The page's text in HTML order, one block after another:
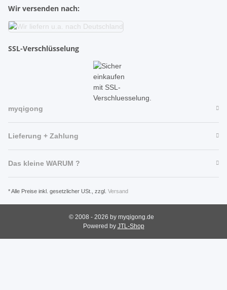
Wir versenden nach:
SSL-Verschlüsselung
myqigong
Lieferung + Zahlung
Das kleine WARUM ?
* Alle Preise inkl. gesetzlicher USt., zzgl. Versand
© 2008 - 2026 by myqigong.de
Powered by JTL-Shop